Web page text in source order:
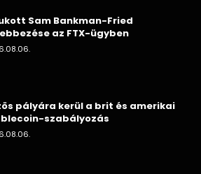
Sam Bankman-Fried
az FTX-ügyben
pályára kerül a brit és amerikai
szabályozás